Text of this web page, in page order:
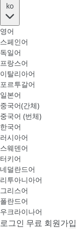
ko
영어
스페인어
독일어
프랑스어
이탈리아어
포르투갈어
일본어
중국어(간체)
중국어 (번체)
한국어
러시아어
스웨덴어
터키어
네덜란드어
리투아니아어
그리스어
폴란드어
우크라이나어
로그인 무료 회원가입